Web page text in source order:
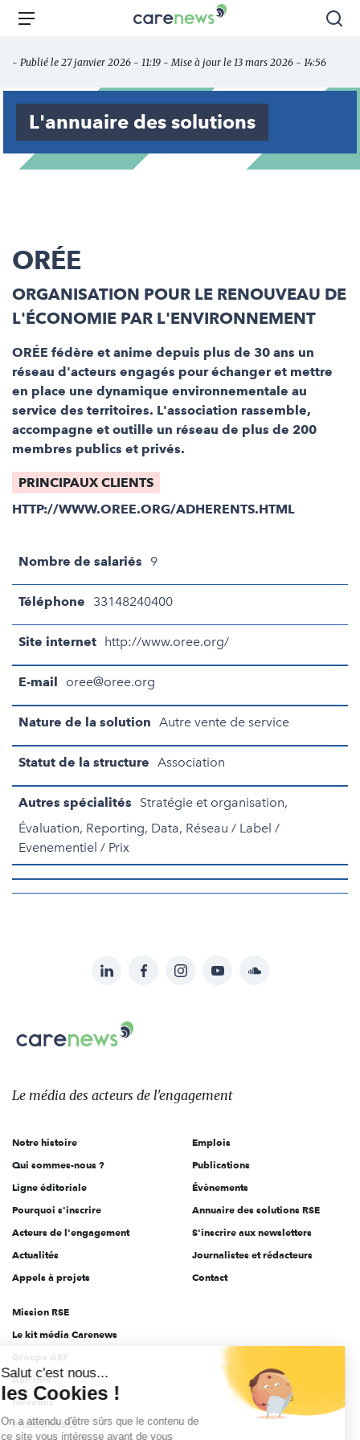
Aller
principal
Carenews,
des
acteurs
l'engagement
Menu
- Publié le 27 janvier 2026 - 11:19 - Mise à jour le 13 mars 2026 - 14:56
L'annuaire des solutions
ORÉE
ORGANISATION POUR LE RENOUVEAU DE
L'ÉCONOMIE PAR L'ENVIRONNEMENT
ORÉE fédère et anime depuis plus de 30 ans un
réseau d'acteurs engagés pour échanger et mettre
en place une dynamique environnementale au
service des territoires. L'association rassemble,
accompagne et outille un réseau de plus de 200
membres publics et privés.
PRINCIPAUX CLIENTS
HTTP://WWW.OREE.ORG/ADHERENTS.HTML
Nombre de salariés 9
Téléphone 33148240400
Site internet http://www.oree.org/
E-mail oree@oree.org
Nature de la solution Autre vente de service
Statut de la structure Association
Autres spécialités
Stratégie et organisation,
Évaluation, Reporting, Data, Réseau / Label /
Evenementiel / Prix
sur:
LinkedInFacebookInstagramYouTubeSoundcloud
Carenews,
Le
des
l'engagement
Le média des acteurs de l'engagement
Notre histoire
Qui sommes-nous ?
Ligne éditoriale
Pourquoi s'inscrire
Acteurs de l'engagement
Actualités
Appels à projets
Emplois
Publications
Évènements
Annuaire des solutions RSE
S'inscrire aux newsletters
Journalistes et rédacteurs
Contact
Mission RSE
Le kit média Carenews
AEF info
Novethic
PRODURABLE
Salut c'est nous...
les Cookies !
On a attendu d'être sûrs que le contenu de
ce site vous intéresse avant de vous